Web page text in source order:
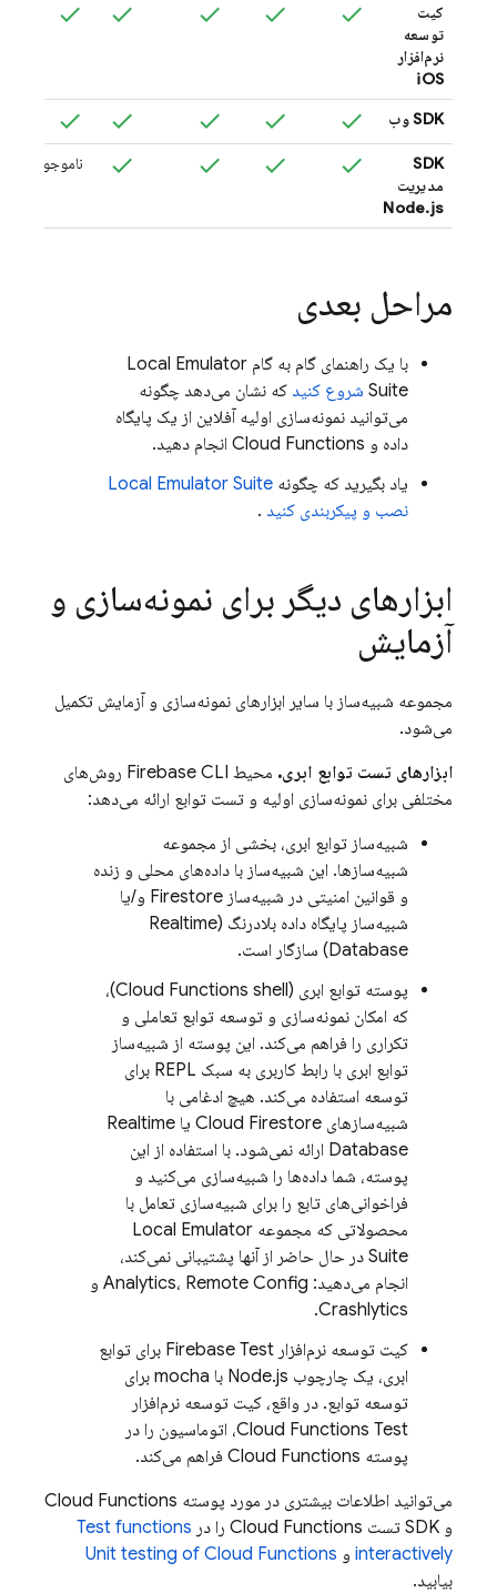
کیت
توسعه
نرم‌افزار
iOS
SDK وب
SDK
مدیریت
Node.js
ناموجود
مراحل بعدی
با یک راهنمای گام به گام Local Emulator
Suite شروع کنید که نشان می‌دهد چگونه
می‌توانید نمونه‌سازی اولیه آفلاین از یک پایگاه
داده و Cloud Functions انجام دهید.
یاد بگیرید که چگونه Local Emulator Suite
نصب و پیکربندی کنید .
ابزارهای دیگر برای نمونه‌سازی و
آزمایش
مجموعه شبیه‌ساز با سایر ابزارهای نمونه‌سازی و آزمایش تکمیل
می‌شود.
ابزارهای تست توابع ابری.
محیط Firebase CLI روش‌های
مختلفی برای نمونه‌سازی اولیه و تست توابع ارائه می‌دهد:
شبیه‌ساز توابع ابری، بخشی از مجموعه
شبیه‌سازها. این شبیه‌ساز با داده‌های محلی و زنده
و قوانین امنیتی در شبیه‌ساز Firestore و/یا
شبیه‌ساز پایگاه داده بلادرنگ (Realtime
Database) سازگار است.
پوسته توابع ابری (Cloud Functions shell)،
که امکان نمونه‌سازی و توسعه توابع تعاملی و
تکراری را فراهم می‌کند. این پوسته از شبیه‌ساز
توابع ابری با رابط کاربری به سبک REPL برای
توسعه استفاده می‌کند. هیچ ادغامی با
شبیه‌سازهای Cloud Firestore یا Realtime
Database ارائه نمی‌شود. با استفاده از این
پوسته، شما داده‌ها را شبیه‌سازی می‌کنید و
فراخوانی‌های تابع را برای شبیه‌سازی تعامل با
محصولاتی که مجموعه Local Emulator
Suite در حال حاضر از آنها پشتیبانی نمی‌کند،
انجام می‌دهید: Analytics، Remote Config و
Crashlytics.
کیت توسعه نرم‌افزار Firebase Test برای توابع
ابری، یک چارچوب Node.js با mocha برای
توسعه توابع. در واقع، کیت توسعه نرم‌افزار
Cloud Functions Test، اتوماسیون را در
پوسته Cloud Functions فراهم می‌کند.
می‌توانید اطلاعات بیشتری در مورد پوسته Cloud Functions
و SDK تست Cloud Functions را در
Test functions
interactively و Unit testing of Cloud Functions
بیابید.